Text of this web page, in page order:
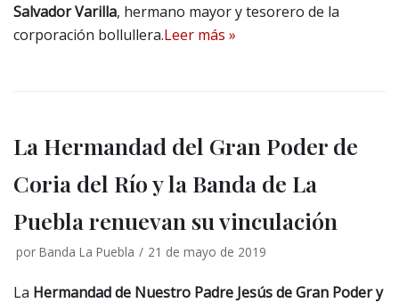
Salvador Varilla, hermano mayor y tesorero de la
corporación bollullera.Leer más »
La Hermandad del Gran Poder de
Coria del Río y la Banda de La
Puebla renuevan su vinculación
por Banda La Puebla 21 de mayo de 2019
La Hermandad de Nuestro Padre Jesús de Gran Poder y